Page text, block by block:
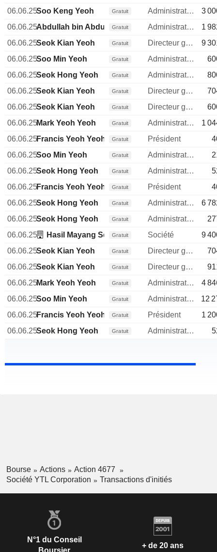
06.06.25Soo Keng Yeoh Gratuit Administrateur
3
06.06.25Abdullah bin Abdul Kadir
Gratuit Administrateur
1
06.06.25Seok Kian Yeoh Gratuit Directeur general
9
06.06.25Soo Min Yeoh Gratuit Administrateur
06.06.25Seok Hong Yeoh Gratuit Administrateur
06.06.25Seok Kian Yeoh Gratuit Directeur general
06.06.25Seok Kian Yeoh Gratuit Directeur general
06.06.25Mark Yeoh Yeoh Gratuit Administrateur
1
06.06.25Francis Yeoh Yeoh Gratuit Président
06.06.25Soo Min Yeoh Gratuit Administrateur
06.06.25Seok Hong Yeoh Gratuit Administrateur
06.06.25Francis Yeoh Yeoh Gratuit Président
06.06.25Seok Hong Yeoh Gratuit Administrateur
6
06.06.25Seok Hong Yeoh Gratuit Administrateur
06.06.25
Hasil Mayang Sdn. Bhd.
Gratuit Société
9
06.06.25Seok Kian Yeoh Gratuit Directeur general
06.06.25Seok Kian Yeoh Gratuit Directeur general
06.06.25Mark Yeoh Yeoh Gratuit Administrateur
4
06.06.25Soo Min Yeoh Gratuit Administrateur
12
06.06.25Francis Yeoh Yeoh Gratuit Président
1
06.06.25Seok Hong Yeoh Gratuit Administrateur
Bourse Actions
Action 4677
Société YTL Corporation
Transactions d'initiés
N°1 du Conseil
Boursier
+ de 20 ans